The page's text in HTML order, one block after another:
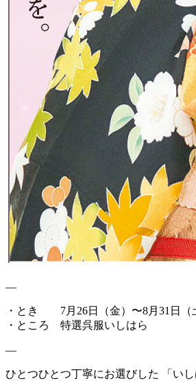
—
・とき 7月26日（金）〜8月31日（
・ところ 特選呉服いしはら
—
ひとつひとつ丁寧にお選びした 「い